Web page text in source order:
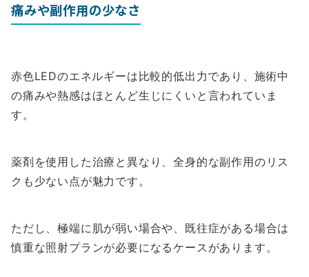
痛みや副作用の少なさ
赤色LEDのエネルギーは比較的低出力であり、施術中
の痛みや熱感はほとんど生じにくいと言われていま
す。
薬剤を使用した治療と異なり、全身的な副作用のリス
クも少ない点が魅力です。
ただし、極端に肌が弱い場合や、既往症がある場合は
慎重な照射プランが必要になるケースがあります。